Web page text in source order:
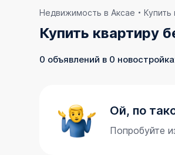
Недвижимость в Аксае Купить
Купить квартиру
0 объявлений в 0
Ой, по
Попробуйте